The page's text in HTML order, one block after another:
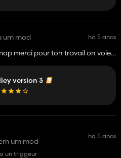
um mod há 5 anos
merci pour ton travail on voie
version 3
um mod
há 5 anos
un triggeur